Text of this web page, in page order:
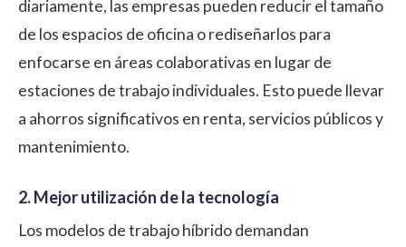
diariamente, las empresas pueden reducir el tamaño
de los espacios de oficina o rediseñarlos para
enfocarse en áreas colaborativas en lugar de
estaciones de trabajo individuales. Esto puede llevar
a ahorros significativos en renta, servicios públicos y
mantenimiento.
2. Mejor utilización de la tecnología
Los modelos de trabajo híbrido demandan